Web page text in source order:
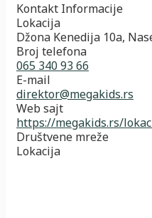
Kontakt Informacije
Lokacija
Džona Kenedija 10a,
Broj telefona
065 340 93 66
E-mail
direktor@megakids.rs
Web sajt
https://megakids.rs/
Društvene mreže
Lokacija